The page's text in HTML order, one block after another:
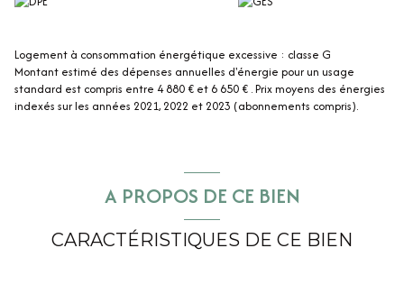
Logement à consommation énergétique excessive : classe G
Montant estimé des dépenses annuelles d'énergie pour un usage
standard est compris entre 4 880 € et 6 650 € . Prix moyens des énergies
indexés sur les années 2021, 2022 et 2023 (abonnements compris).
A PROPOS DE CE BIEN
CARACTÉRISTIQUES DE CE BIEN